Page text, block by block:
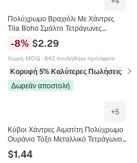
Πολύχρωμο Βραχιόλι Με Χάντρες
Tila Boho Σμάλτο Τετράγωνες
Χάντρες Ελαστικό Χειροποίητο
Καλοκαιρινό Παραλία Κοσμήματα Για
Γυναίκες
-8% $2.29
Χωρίς MOQ · 642 πουλήθηκε πρόσφατα
Κορυφή 5% Καλύτερες Πωλήσεις
σε
Δωρεάν αποστολή
+5
Κύβοι Χάντρες Αιματίτη Πολύχρωμο
Ουράνιο Τόξο Μεταλλικό Τετράγωνο
Για Κατασκευή Κοσμημάτων DIY
Βραχιόλι Κολιέ Πλεγμένο
$1.44